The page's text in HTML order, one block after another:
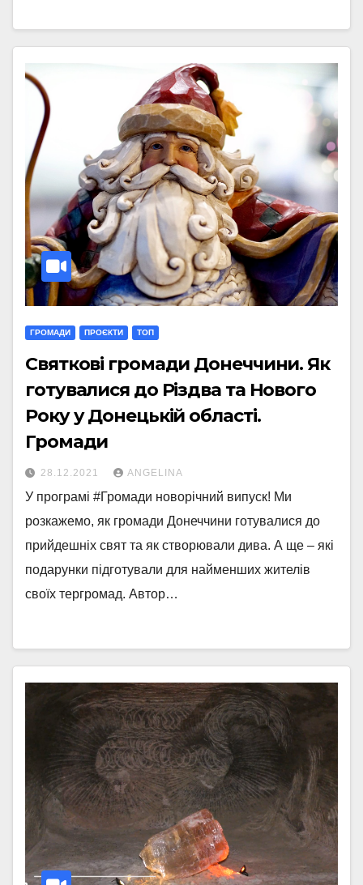
ГРОМАДИ ПРОЄКТИ ТОП
Святкові громади Донеччини. Як
готувалися до Різдва та Нового
Року у Донецькій області.
Громади
28.12.2021 ANGELINA
У програмі #Громади новорічний випуск! Ми
розкажемо, як громади Донеччини готувалися до
прийдешніх свят та як створювали дива. А ще – які
подарунки підготували для найменших жителів
своїх тергромад. Автор…